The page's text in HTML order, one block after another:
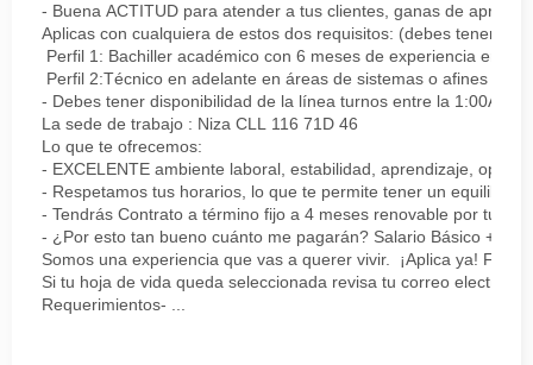
- Buena ACTITUD para atender a tus clientes, ganas de
Aplicas con cualquiera de estos dos requisitos: (debes tener
Perfil 1: Bachiller académico con 6 meses de experiencia en
Perfil 2:Técnico en adelante en áreas de sistemas o afines
- Debes tener disponibilidad de la línea turnos entre la 1:00AM
La sede de trabajo : Niza CLL 116 71D 46
Lo que te ofrecemos:
- EXCELENTE ambiente laboral, estabilidad, aprendizaje,
- Respetamos tus horarios, lo que te permite tener un equilibrio
- Tendrás Contrato a término fijo a 4 meses renovable por tu
- ¿Por esto tan bueno cuánto me pagarán? Salario Básico +
Somos una experiencia que vas a querer vivir. ¡Aplica ya!
Si tu hoja de vida queda seleccionada revisa tu correo
Requerimientos- ...